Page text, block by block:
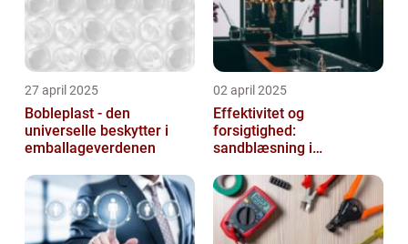
27 april 2025
Bobleplast - den
universelle beskytter i
emballageverdenen
02 april 2025
Effektivitet og
forsigtighed:
sandblæsning i